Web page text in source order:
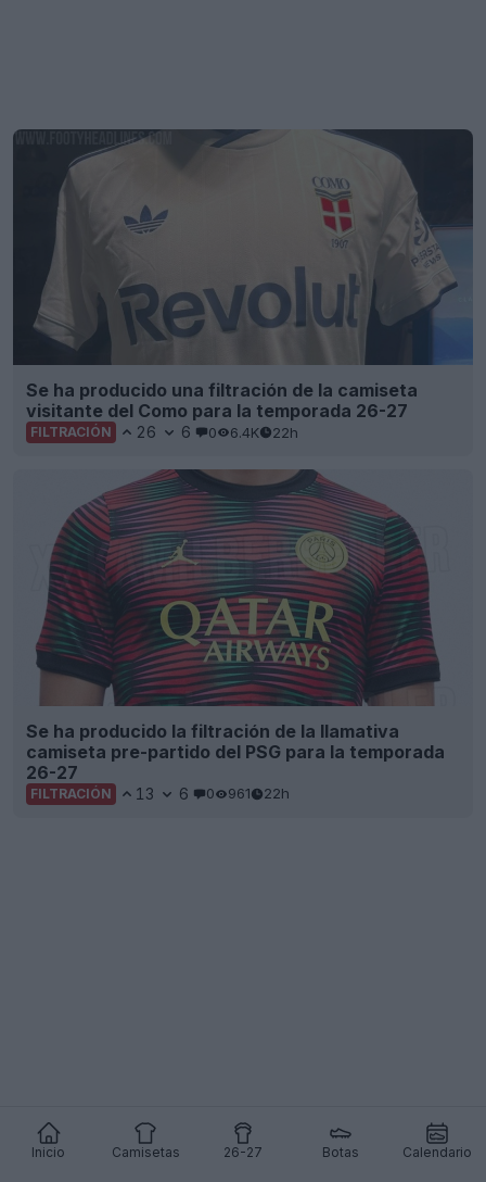
Inicio Camisetas 26-27 Botas Calendario
Se ha producido una filtración de la camiseta
visitante del Como para la temporada 26-27
FILTRACIÓN 26 6 0 6.4K 22h
Se ha producido la filtración de la llamativa
camiseta pre-partido del PSG para la temporada
26-27
FILTRACIÓN 13 6 0 961 22h